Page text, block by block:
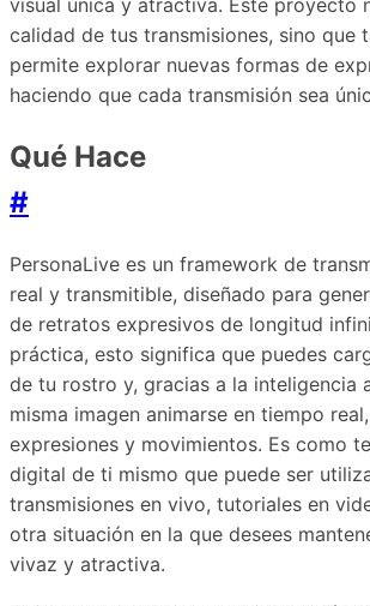
visual única y atractiva. Este proyecto
calidad de tus transmisiones, sino que
permite explorar nuevas formas de
haciendo que cada transmisión sea
Qué Hace
#
PersonaLive es un framework de
real y transmitible, diseñado para
de retratos expresivos de longitud
práctica, esto significa que puedes
de tu rostro y, gracias a la inteligencia
misma imagen animarse en tiempo
expresiones y movimientos. Es como
digital de ti mismo que puede ser
transmisiones en vivo, tutoriales en
otra situación en la que desees
vivaz y atractiva.